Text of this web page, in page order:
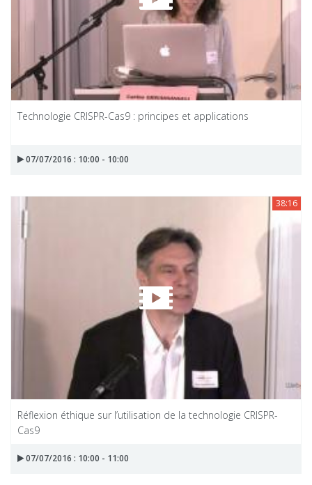
Technologie CRISPR-Cas9 : principes et applications
07/07/2016 : 10:00 - 10:00
38:16
Réflexion éthique sur l’utilisation de la technologie CRISPR-
Cas9
07/07/2016 : 10:00 - 11:00